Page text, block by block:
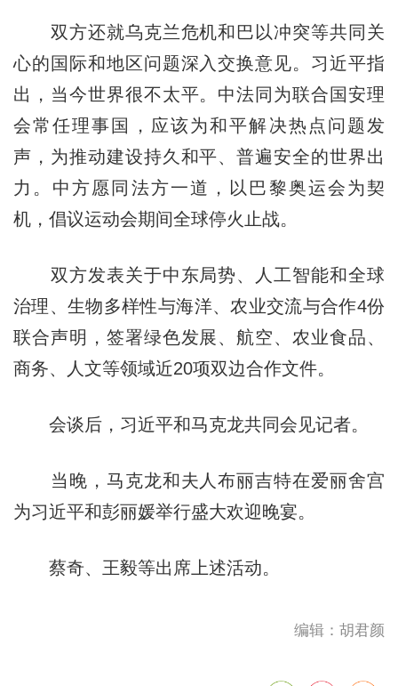
双方还就乌克兰危机和巴以冲突等共同关
心的国际和地区问题深入交换意见。习近平指
出，当今世界很不太平。中法同为联合国安理
会常任理事国，应该为和平解决热点问题发
声，为推动建设持久和平、普遍安全的世界出
力。中方愿同法方一道，以巴黎奥运会为契
机，倡议运动会期间全球停火止战。
双方发表关于中东局势、人工智能和全球
治理、生物多样性与海洋、农业交流与合作4份
联合声明，签署绿色发展、航空、农业食品、
商务、人文等领域近20项双边合作文件。
会谈后，习近平和马克龙共同会见记者。
当晚，马克龙和夫人布丽吉特在爱丽舍宫
为习近平和彭丽媛举行盛大欢迎晚宴。
蔡奇、王毅等出席上述活动。
编辑：胡君颜